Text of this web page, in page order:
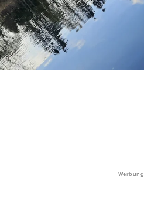
Werbung